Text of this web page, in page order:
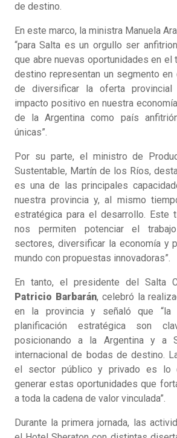
de destino.
En este marco, la ministra Manuela
“para Salta es un orgullo ser
que abre nuevas oportunidades en el
destino representan un segmento en
de diversificar la oferta
impacto positivo en nuestra
de la Argentina como país
únicas”.
Por su parte, el ministro de
Sustentable, Martín de los Ríos,
es una de las principales
nuestra provincia y, al mismo
estratégica para el desarrollo. Este
nos permiten potenciar el
sectores, diversificar la economía y
mundo con propuestas innovadoras”.
En tanto, el presidente del Salta
Patricio Barbarán, celebró la
en la provincia y señaló que “la
planificación estratégica son
posicionando a la Argentina y a
internacional de bodas de destino.
el sector público y privado es lo
generar estas oportunidades que
a toda la cadena de valor vinculada”.
Durante la primera jornada, las